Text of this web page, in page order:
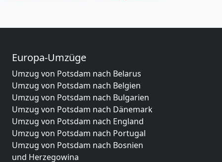
Europa-Umzüge
Umzug von Potsdam nach Belarus
Umzug von Potsdam nach Belgien
Umzug von Potsdam nach Bulgarien
Umzug von Potsdam nach Dänemark
Umzug von Potsdam nach England
Umzug von Potsdam nach Portugal
Umzug von Potsdam nach Bosnien
und Herzegowina